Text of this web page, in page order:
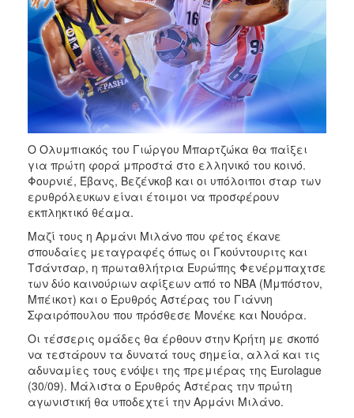
Ο Ολυμπιακός του Γιώργου Μπαρτζώκα θα παίξει
για πρώτη φορά μπροστά στο ελληνικό του κοινό.
Φουρνιέ, Έβανς, Βεζένκοβ και οι υπόλοιποι σταρ των
ερυθρόλευκων είναι έτοιμοι να προσφέρουν
εκπληκτικό θέαμα.
Μαζί τους η Αρμάνι Μιλάνο που φέτος έκανε
σπουδαίες μεταγραφές όπως οι Γκούντουριτς και
Τσάντσαρ, η πρωταθλήτρια Ευρώπης Φενέρμπαχτσε
των δύο καινούριων αφίξεων από το NBA (Mμπόστον,
Μπέικοτ) και ο Ερυθρός Αστέρας του Γιάννη
Σφαιρόπουλου που πρόσθεσε Μονέκε και Νουόρα.
Οι τέσσερις ομάδες θα έρθουν στην Κρήτη με σκοπό
να τεστάρουν τα δυνατά τους σημεία, αλλά και τις
αδυναμίες τους ενόψει της πρεμιέρας της Eurolague
(30/09). Μάλιστα ο Ερυθρός Αστέρας την πρώτη
αγωνιστική θα υποδεχτεί την Αρμάνι Μιλάνο.